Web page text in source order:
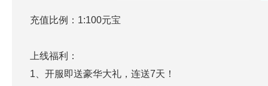
充值比例：1:100元宝
上线福利：
1、开服即送豪华大礼，连送7天！